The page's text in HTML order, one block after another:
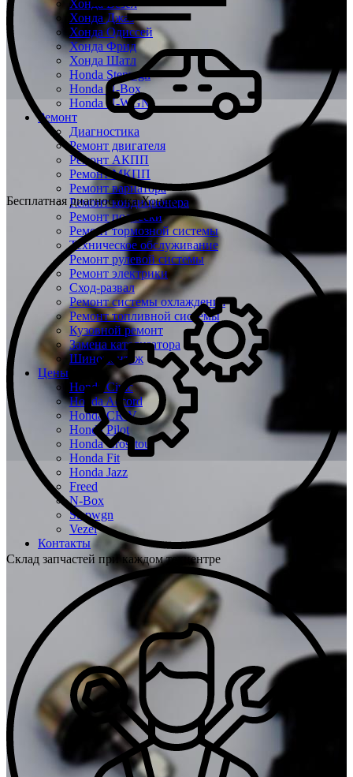
Хонда Везел
Хонда Джаз
Хонда Одиссей
Хонда Фрид
Хонда Шатл
Honda Stepwgn
Honda N-Box
Honda N-WGN
Ремонт
Диагностика
Ремонт двигателя
Ремонт АКПП
Ремонт МКПП
Ремонт вариатора
Ремонт кондиционера
Ремонт подвески
Ремонт тормозной системы
Техническое обслуживание
Ремонт рулевой системы
Ремонт электрики
Сход-развал
Ремонт системы охлаждения
Ремонт топливной системы
Кузовной ремонт
Замена катализатора
Шиномонтаж
Цены
Honda Civic
Honda Accord
Honda CR-V
Honda Pilot
Honda Crosstour
Honda Fit
Honda Jazz
Freed
N-Box
Stepwgn
Vezel
Контакты
Бесплатная диагностика Хонда
Склад запчастей при каждом техцентре